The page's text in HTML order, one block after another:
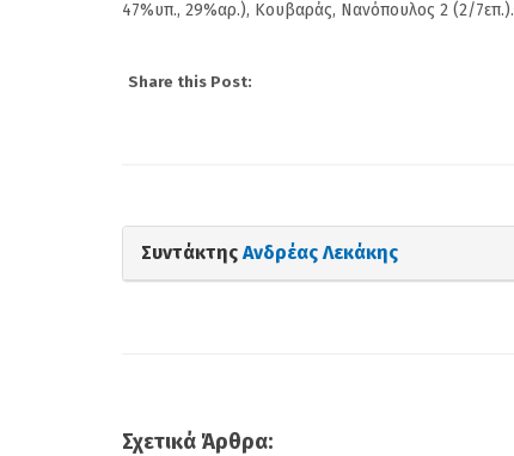
47%υπ., 29%αρ.), Κουβαράς, Νανόπουλος 2 (2/7επ.).
Share this Post:
Συντάκτης Ανδρέας Λεκάκης
Σχετικά Άρθρα: